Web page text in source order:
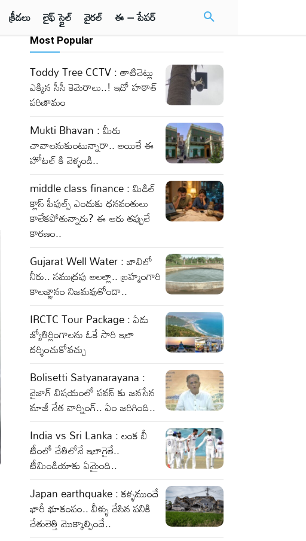
క్రీడలు లైఫ్ స్టైల్ వైరల్ ఈ – పేపర్
Most Popular
Toddy Tree CCTV : తాటిచెట్లు
ఎక్కిన సీసీ కెమెరాలు..! ఇదో హఠాత్
పరిణామం
Mukti Bhavan : మీరు
చావాలనుకుంటున్నారా.. అయితే ఈ
హోటల్ కి వెళ్ళండి..
middle class finance : మిడిల్
క్లాస్ పీపుల్స్ ఎందుకు ధనవంతులు
కాలేకపోతున్నారు? ఈ ఆరు తప్పులే
కారణం..
Gujarat Well Water : బావిలో
నీరు.. సముద్రపు అలల్లా.. బ్రహ్మంగారి
కాలజ్ఞానం నిజమవుతోందా..
IRCTC Tour Package : ఏడు
జ్యోతిర్లింగాలను ఓకే సారి ఇలా
దర్శించుకోవచ్చు
Bolisetti Satyanarayana :
వైజాగ్ విషయంలో పవన్ కు జనసేన
మాజీ నేత వార్నింగ్.. ఏం జరిగింది..
India vs Sri Lanka : లంక బీ
టీంలో చేతిలోనే ఇలాగైతే..
టీమిండియాకు ఏమైంది..
Japan earthquake : కళ్ళముందే
భారీ భూకంపం.. వీళ్ళు చేసిన పనికి
చేతులెత్తి మొక్కాల్సిందే..